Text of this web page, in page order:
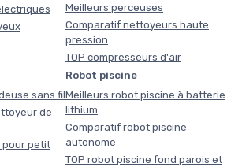
Meilleurs perceuses
Comparatif nettoyeurs haute
pression
TOP compresseurs d'air
sans fil
de
pour petit
Robot piscine
Meilleurs robot piscine à batterie
lithium
Comparatif robot piscine
autonome
TOP robot piscine fond parois et